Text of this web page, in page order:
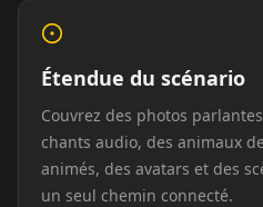
Reporter 03 Reporter
Reporter 06 Reporter
Étendue du scénario
Couvrez des photos
chants audio, des animaux
animés, des avatars et des
un seul chemin connecté.